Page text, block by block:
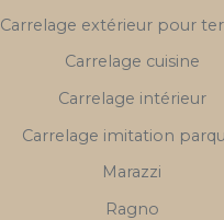
Carrelage extérieur pour
Carrelage cuisine
Carrelage intérieur
Carrelage imitation
Marazzi
Ragno